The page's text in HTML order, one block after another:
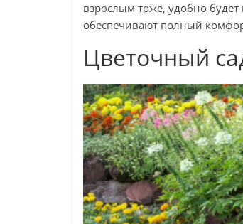
взрослым тоже, удобно
обеспечивают полный
Цветочный